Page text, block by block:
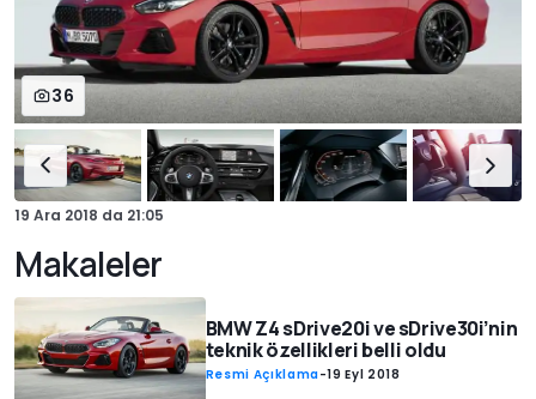
36
19 Ara 2018 da 21:05
Makaleler
BMW Z4 sDrive20i ve sDrive30i’nin
teknik özellikleri belli oldu
Resmi Açıklama-19 Eyl 2018